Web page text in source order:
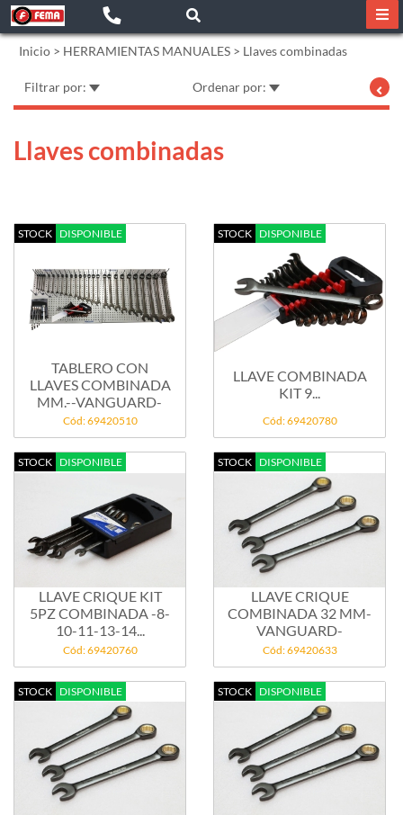
Inicio > HERRAMIENTAS MANUALES > Llaves combinadas
Filtrar por: Ordenar por:
Llaves combinadas
STOCK DISPONIBLE
TABLERO CON
LLAVES COMBINADA
MM.--VANGUARD-
Cód: 69420510
STOCK DISPONIBLE
LLAVE COMBINADA
KIT 9...
Cód: 69420780
STOCK DISPONIBLE
LLAVE CRIQUE KIT
5PZ COMBINADA -8-
10-11-13-14...
Cód: 69420760
STOCK DISPONIBLE
LLAVE CRIQUE
COMBINADA 32 MM-
VANGUARD-
Cód: 69420633
STOCK DISPONIBLE STOCK DISPONIBLE